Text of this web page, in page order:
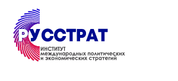
Перейти к основному содержанию